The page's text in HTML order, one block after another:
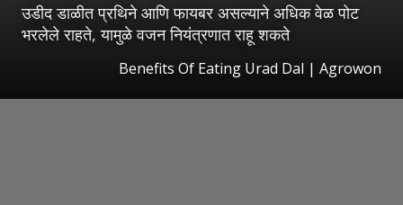
उडीद डाळीत प्रथिने आणि फायबर असल्याने अधिक वेळ पोट
भरलेले राहते, यामुळे वजन नियंत्रणात राहू शकते
Benefits Of Eating Urad Dal | Agrowon